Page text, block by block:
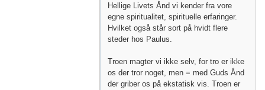
Hellige Livets Ånd vi kender fra vore
egne spiritualitet, spirituelle erfaringer.
Hvilket også står sort på hvidt flere
steder hos Paulus.
Troen magter vi ikke selv, for tro er ikke
os der tror noget, men = med Guds Ånd
der griber os på ekstatisk vis. Troen er